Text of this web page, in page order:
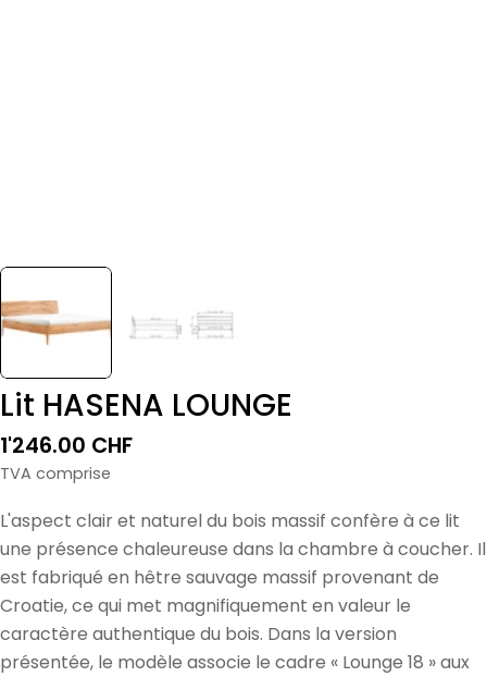
Lit HASENA LOUNGE
Prix
normal
1'246.00 CHF
TVA comprise
L'aspect clair et naturel du bois massif confère à ce lit
une présence chaleureuse dans la chambre à coucher. Il
est fabriqué en hêtre sauvage massif provenant de
Croatie, ce qui met magnifiquement en valeur le
caractère authentique du bois. Dans la version
présentée, le modèle associe le cadre « Lounge 18 » aux